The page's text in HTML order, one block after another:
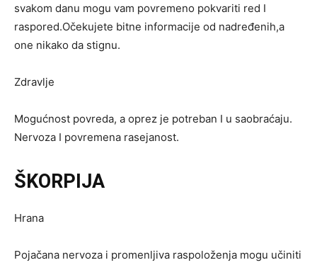
svakom danu mogu vam povremeno pokvariti red I
raspored.Očekujete bitne informacije od nadređenih,a
one nikako da stignu.
Zdravlje
Mogućnost povreda, a oprez je potreban I u saobraćaju.
Nervoza I povremena rasejanost.
ŠKORPIJA
Hrana
Pojačana nervoza i promenljiva raspoloženja mogu učiniti